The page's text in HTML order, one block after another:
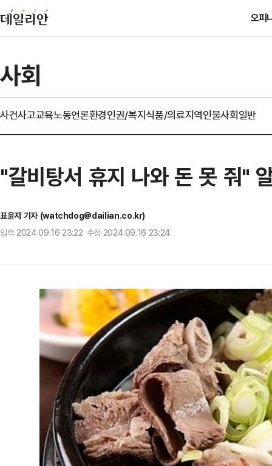
오피
사회
사건사고교육노동언론환경인권/복지식품/의료지역인물사회일반
"갈비탕서 휴지 나와 돈 못 줘"
표윤지 기자 (watchdog@dailian.co.kr)
입력 2024.09.16 23:22 수정 2024.09.16 23:24